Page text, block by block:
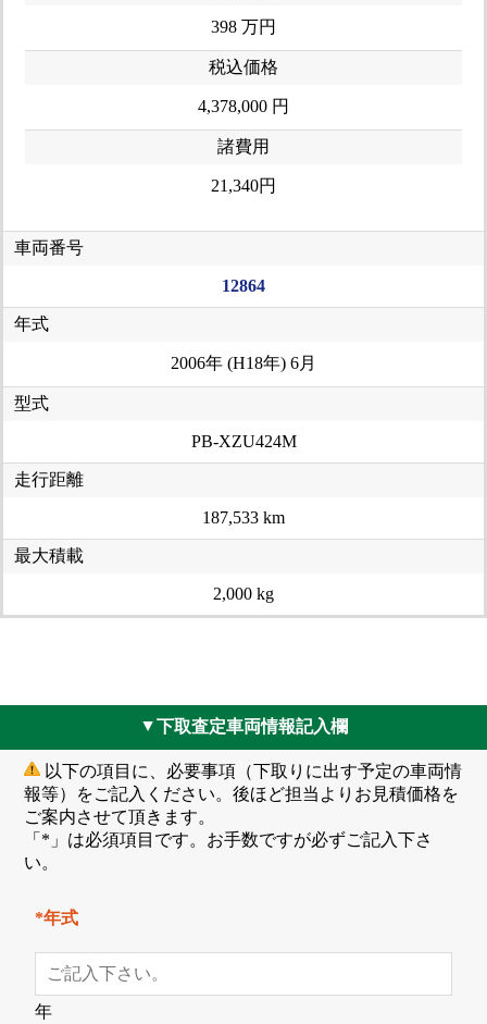
398 万円
税込価格
4,378,000 円
諸費用
21,340円
車両番号
12864
年式
2006年 (H18年) 6月
型式
PB-XZU424M
走行距離
187,533 km
最大積載
2,000 kg
▲下取査定車両情報記入欄
以下の項目に、必要事項（下取りに出す予定の車両情
報等）をご記入ください。後ほど担当よりお見積価格を
ご案内させて頂きます。
「*」は必須項目です。お手数ですが必ずご記入下さ
い。
*年式
年